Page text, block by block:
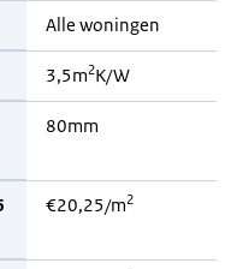
Alle woningen
3,5m2K/W
80mm
€20,25/m2